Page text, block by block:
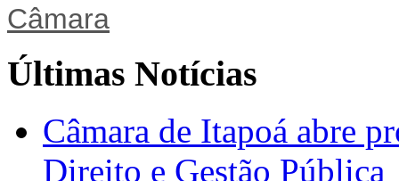
Últimas Notícias
Câmara de Itapoá abre
Direito e Gestão Pública